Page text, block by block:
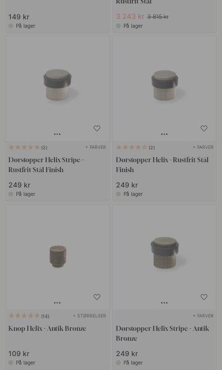
149 kr
På lager
3 243 kr 3 815 kr
På lager
2 + FARVER
Dørstopper Helix Stripe -
Rustfrit Stål Finish
249 kr
På lager
2 + FARVER
Dørstopper Helix - Rustfrit Stål
Finish
249 kr
På lager
14 + STØRRELSER
Knop Helix - Antik Bronze
109 kr
På lager
+ FARVER
Dørstopper Helix Stripe - Antik
Bronze
249 kr
På lager